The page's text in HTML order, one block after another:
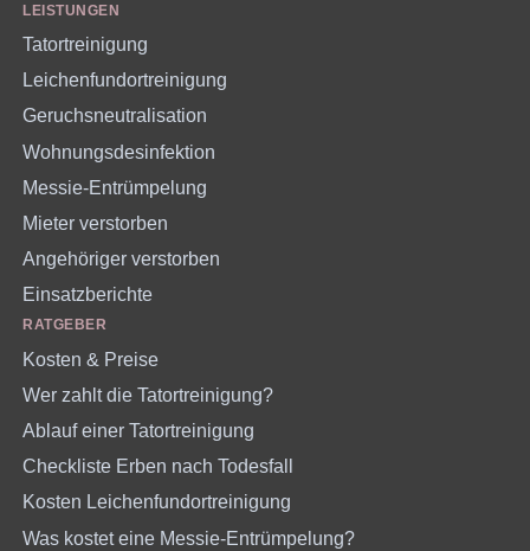
LEISTUNGEN
Tatortreinigung
Leichenfundortreinigung
Geruchsneutralisation
Wohnungsdesinfektion
Messie-Entrümpelung
Mieter verstorben
Angehöriger verstorben
Einsatzberichte
RATGEBER
Kosten & Preise
Wer zahlt die Tatortreinigung?
Ablauf einer Tatortreinigung
Checkliste Erben nach Todesfall
Kosten Leichenfundortreinigung
Was kostet eine Messie-Entrümpelung?